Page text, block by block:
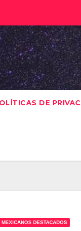
DE
MEXICANOS DESTACADOS